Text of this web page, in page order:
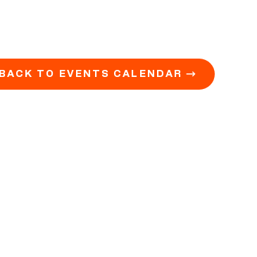
BACK TO EVENTS CALENDAR →